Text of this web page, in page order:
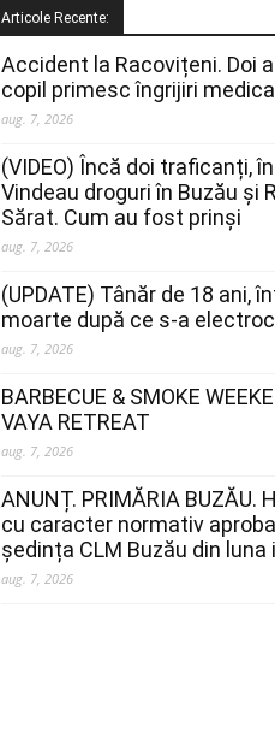
Articole Recente:
Accident la Racovițeni. Doi
copil primesc îngrijiri
aug. 7, 2026
(VIDEO) Încă doi traficanți,
Vindeau droguri în Buzău și
Sărat. Cum au fost prinși
aug. 7, 2026
(UPDATE) Tânăr de 18 ani,
moarte după ce s-a
aug. 7, 2026
BARBECUE & SMOKE
VAYA RETREAT
aug. 7, 2026
ANUNȚ. PRIMĂRIA BUZĂU.
cu caracter normativ
ședința CLM Buzău din luna
aug. 7, 2026